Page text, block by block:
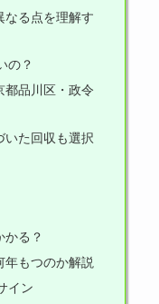
なる点を理解す
の？
都品川区・政令
いた回収も選択
かる？
年もつのか解説
イン